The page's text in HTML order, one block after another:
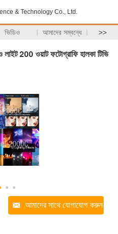
& Technology Co., Ltd.
ভিডিও আমাদের সম্বন্ধে >>
200 ওয়াট ফটোগ্রাফি হালকা টিভি
আমাদের সাথে যোগাযোগ করুন